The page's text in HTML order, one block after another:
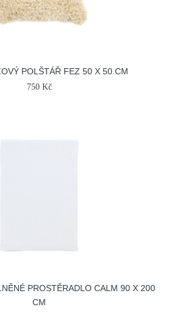
POLŠTÁŘ FEZ 50 X 50 CM
750 Kč
PROSTĚRADLO CALM 90 X 200
CM